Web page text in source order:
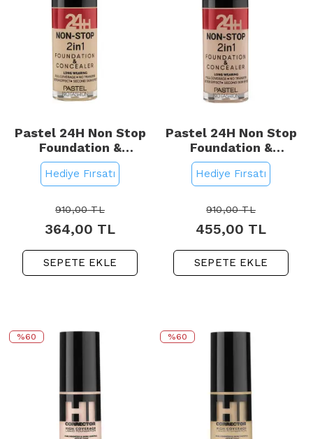
Pastel 24H Non Stop
Foundation &
Concealer - Fondöten
Kapatıcı No: 604
Hediye Fırsatı
910,00TL
364,00 TL
SEPETE EKLE
Pastel 24H Non Stop
Foundation &
Concealer - Fondöten
Kapatıcı No: 605 Sand
Hediye Fırsatı
910,00TL
455,00 TL
SEPETE EKLE
%60 %60